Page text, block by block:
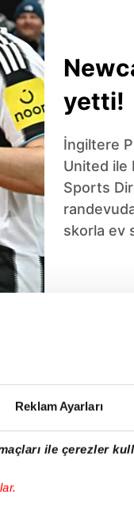
Reklam Ayarları
ile çerezler
yetti!
İngiltere
United ile
Sports
skorla ev